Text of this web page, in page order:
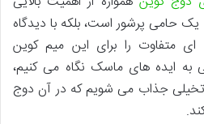
یک حامی پرشور است، بلکه با دیدگاه
ای متفاوت را برای این میم کوین
ایده های ماسک نگاه می کنیم،
جذاب می شویم که در آن دوج